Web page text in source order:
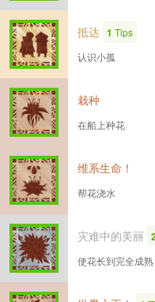
抵达 1 Tips
认识小孤
栽种
在船上种花
维系生命！
帮花浇水
灾难中的美丽
使花长到完全成熟